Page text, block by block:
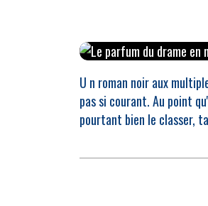
U n roman noir aux
pas si courant. Au point
pourtant bien le classer,